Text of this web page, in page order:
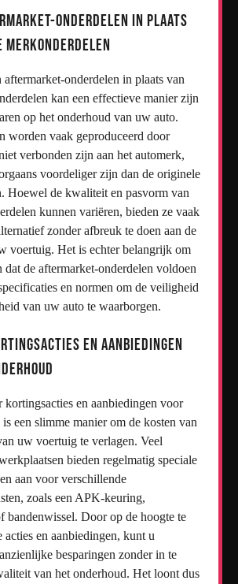
onderdelen in plaats
merkonderdelen
onderdelen in plaats van
kan een effectieve manier zijn
op het onderhoud van uw auto.
worden vaak geproduceerd door
verbonden zijn aan het automerk,
voordeliger zijn dan de originele
Hoewel de kwaliteit en pasvorm van
kunnen variëren, bieden ze vaak
zonder afbreuk te doen aan de
voertuig. Het is echter belangrijk om
dat de aftermarket-onderdelen voldoen
en normen om de veiligheid
van uw auto te waarborgen.
en aanbiedingen
kortingsacties en aanbiedingen voor
een slimme manier om de kosten van
uw voertuig te verlagen. Veel
bieden regelmatig speciale
aan voor verschillende
zoals een APK-keuring,
bandenwissel. Door op de hoogte te
en aanbiedingen, kunt u
besparingen zonder in te
van het onderhoud. Het loont dus